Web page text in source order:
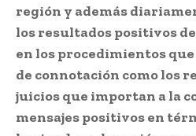
región y además
los resultados positivos
en los procedimientos que
de connotación como los
juicios que importan a la
mensajes positivos en